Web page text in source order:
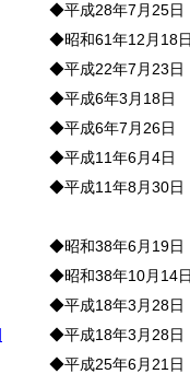
◆平成28年7月25日
◆昭和61年12月18日
◆平成22年7月23日
◆平成6年3月18日
◆平成6年7月26日
◆平成11年6月4日
◆平成11年8月30日
◆昭和38年6月19日
◆昭和38年10月14日
◆平成18年3月28日
◆平成18年3月28日
◆平成25年6月21日